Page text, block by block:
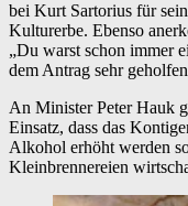
bei Kurt Sartorius für
Kulturerbe. Ebenso
„Du warst schon immer
dem Antrag sehr
An Minister Peter Hauk
Einsatz, dass das
Alkohol erhöht werden
Kleinbrennereien